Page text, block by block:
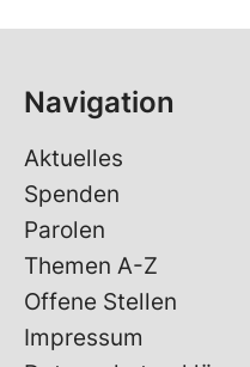
Navigation
Aktuelles
Spenden
Parolen
Themen A-Z
Offene Stellen
Impressum